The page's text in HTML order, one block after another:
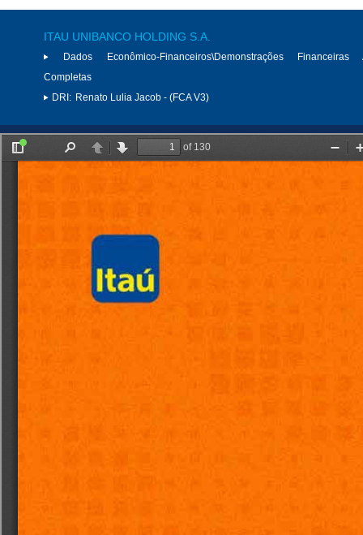
ITAU UNIBANCO HOLDING S.A.
Dados Econômico-Financeiros\Demonstrações Financeiras
Completas
DRI: Renato Lulia Jacob - (FCA V3)